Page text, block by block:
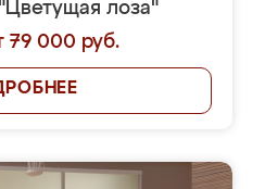
лоза"
79 000 руб.